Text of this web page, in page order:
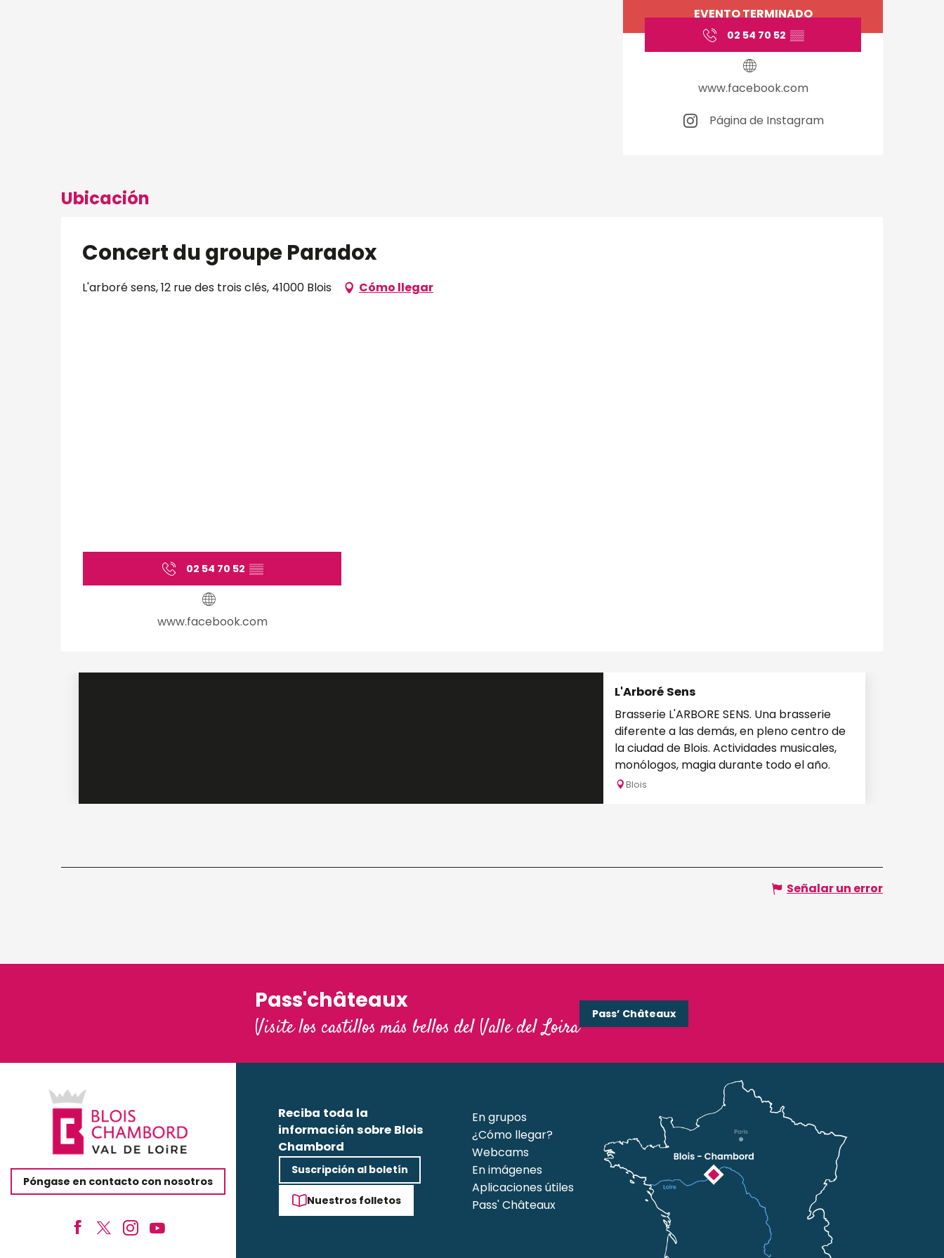
Horarios y datos de
EVENTO TERMINADO
02 54 70 52 ▒▒
www.facebook.com
Página de Instagram
Ubicación
Concert du groupe Paradox
L'arboré sens, 12 rue des trois clés, 41000 Blois Cómo llegar
02 54 70 52 ▒▒
www.facebook.com
L'Arboré Sens
Brasserie L'ARBORE SENS. Una brasserie
diferente a las demás, en pleno centro de
la ciudad de Blois. Actividades musicales,
monólogos, magia durante todo el año.
Blois
Señalar un error
Pass'châteaux
Visite los castillos más bellos del Valle del Loira
Pass’ Châteaux
Póngase en contacto con nosotros
Reciba toda la
información sobre Blois
Chambord
Suscripción al boletín
Nuestros folletos
En grupos
¿Cómo llegar?
Webcams
En imágenes
Aplicaciones útiles
Pass' Châteaux